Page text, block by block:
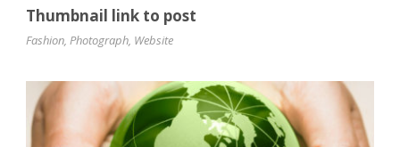
Thumbnail link to post
Fashion, Photograph, Website